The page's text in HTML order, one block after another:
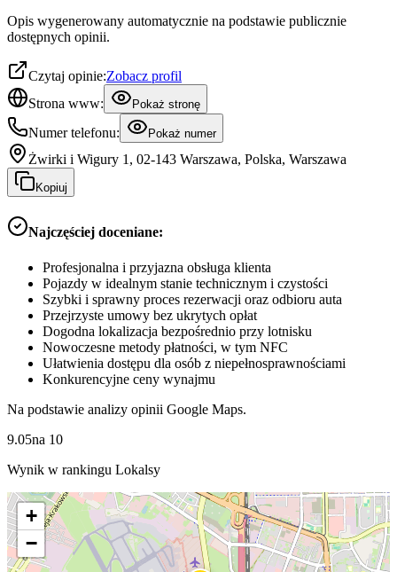
Opis wygenerowany automatycznie na podstawie publicznie
dostępnych opinii.
Czytaj opinie:Zobacz profil
Strona www:
Pokaż stronę
Numer telefonu: Pokaż numer
Żwirki i Wigury 1, 02-143 Warszawa, Polska, Warszawa
Kopiuj
Najczęściej doceniane:
Profesjonalna i przyjazna obsługa klienta
Pojazdy w idealnym stanie technicznym i czystości
Szybki i sprawny proces rezerwacji oraz odbioru auta
Przejrzyste umowy bez ukrytych opłat
Dogodna lokalizacja bezpośrednio przy lotnisku
Nowoczesne metody płatności, w tym NFC
Ułatwienia dostępu dla osób z niepełnosprawnościami
Konkurencyjne ceny wynajmu
Na podstawie analizy opinii Google Maps.
9.05na 10
Wynik w rankingu Lokalsy
+
−